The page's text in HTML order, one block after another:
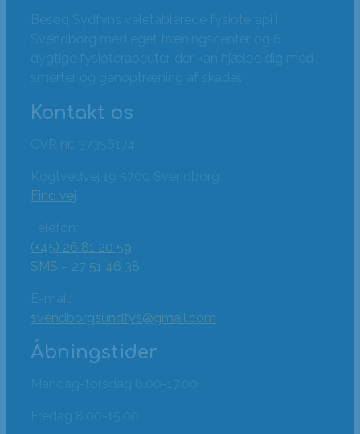
Besøg Sydfyns veletablerede fysioterapi i
Svendborg med eget træningscenter og 6
dygtige fysioterapeuter, der kan hjælpe dig med
smerter og genoptræning af skader.
Kontakt os
CVR nr.: 37356174
Kogtvedvej 19 5700 Svendborg
Find vej
Telefon:
(+45) 26 81 20 59
SMS – 27 51 46 38
E-mail:
svendborgsundfys@gmail.com
Åbningstider
Mandag-torsdag 8.00-17.00
Fredag 8.00-15.00